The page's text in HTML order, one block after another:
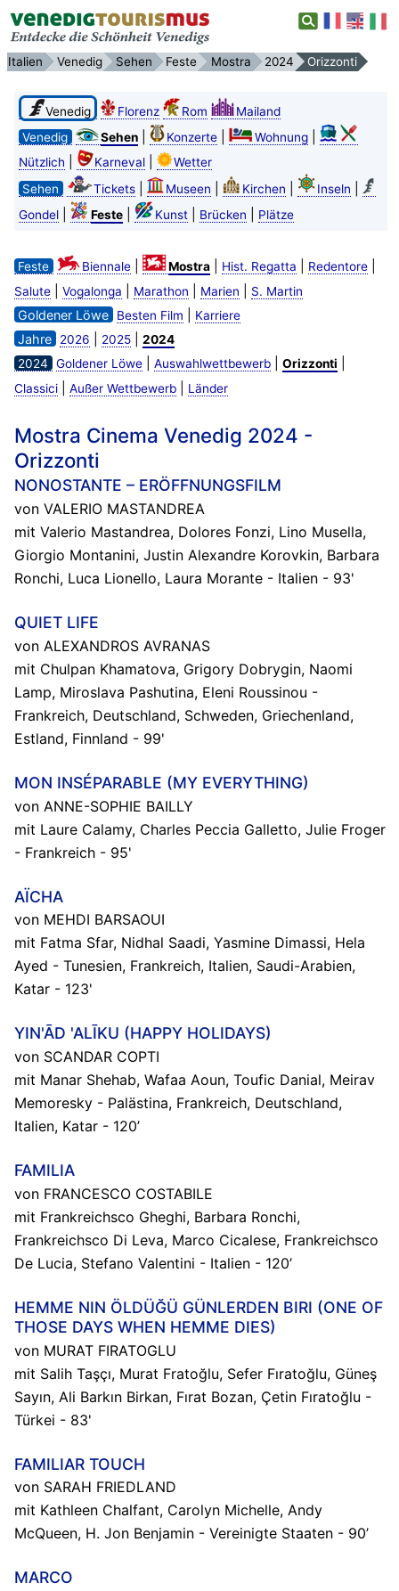
Italien Venedig Sehen Feste Mostra 2024 Orizzonti
Venedig Florenz Rom
Mailand
Venedig
Sehen| Konzerte| Wohnung|
Nützlich Karneval|
Wetter
Sehen
Tickets| Museen Kirchen Inseln
Gondel| Feste| Kunst| Brücken Plätze
Feste Biennale| Mostra| Hist. Regatta Redentore|
Salute| Vogalonga Marathon Marien S. Martin
Goldener Löwe Besten Film Karriere
Jahre 2026 2025| 2024
2024
Goldener Löwe| Auswahlwettbewerb| Orizzonti
Classici| Außer Wettbewerb| Länder
Mostra Cinema Venedig 2024 -
Orizzonti
NONOSTANTE – ERÖFFNUNGSFILM
von VALERIO MASTANDREA
mit Valerio Mastandrea, Dolores Fonzi, Lino Musella,
Giorgio Montanini, Justin Alexandre Korovkin, Barbara
Ronchi, Luca Lionello, Laura Morante - Italien - 93'
QUIET LIFE
von ALEXANDROS AVRANAS
mit Chulpan Khamatova, Grigory Dobrygin, Naomi
Lamp, Miroslava Pashutina, Eleni Roussinou -
Frankreich, Deutschland, Schweden, Griechenland,
Estland, Finnland - 99'
MON INSÉPARABLE (MY EVERYTHING)
von ANNE-SOPHIE BAILLY
mit Laure Calamy, Charles Peccia Galletto, Julie Froger
- Frankreich - 95'
AÏCHA
von MEHDI BARSAOUI
mit Fatma Sfar, Nidhal Saadi, Yasmine Dimassi, Hela
Ayed - Tunesien, Frankreich, Italien, Saudi-Arabien,
Katar - 123'
YIN'ĀD 'ALĪKU (HAPPY HOLIDAYS)
von SCANDAR COPTI
mit Manar Shehab, Wafaa Aoun, Toufic Danial, Meirav
Memoresky - Palästina, Frankreich, Deutschland,
Italien, Katar - 120’
FAMILIA
von FRANCESCO COSTABILE
mit Frankreichsco Gheghi, Barbara Ronchi,
Frankreichsco Di Leva, Marco Cicalese, Frankreichsco
De Lucia, Stefano Valentini - Italien - 120’
HEMME NIN ÖLDÜĞÜ GÜNLERDEN BIRI (ONE OF
THOSE DAYS WHEN HEMME DIES)
von MURAT FIRATOGLU
mit Salih Taşçı, Murat Fratoğlu, Sefer Fıratoğlu, Güneş
Sayın, Ali Barkın Birkan, Fırat Bozan, Çetin Fıratoğlu -
Türkei - 83'
FAMILIAR TOUCH
von SARAH FRIEDLAND
mit Kathleen Chalfant, Carolyn Michelle, Andy
McQueen, H. Jon Benjamin - Vereinigte Staaten - 90’
MARCO